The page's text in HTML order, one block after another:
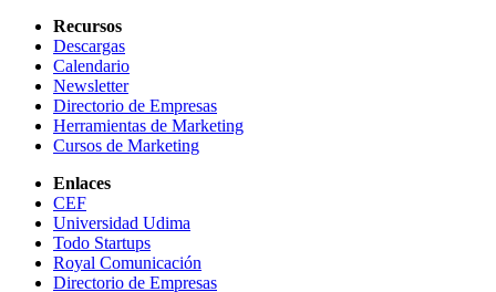
Recursos
Descargas
Calendario
Newsletter
Directorio de Empresas
Herramientas de Marketing
Cursos de Marketing
Enlaces
CEF
Universidad Udima
Todo Startups
Royal Comunicación
Directorio de Empresas